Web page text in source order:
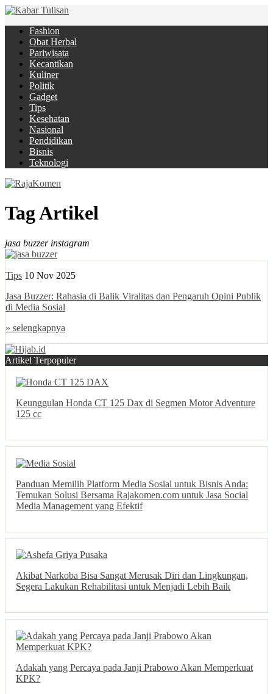
Fashion
Obat Herbal
Pariwisata
Kecantikan
Kuliner
Politik
Gadget
Tips
Kesehatan
Nasional
Pendidikan
Bisnis
Teknologi
Tag Artikel
jasa buzzer instagram
Tips 10 Nov 2025
Jasa Buzzer: Rahasia di Balik Viralitas dan Pengaruh Opini Publik
di Media Sosial
» selengkapnya
Artikel Terpopuler
Keunggulan Honda CT 125 Dax di Segmen Motor Adventure
125 cc
Panduan Memilih Platform Media Sosial untuk Bisnis Anda:
Temukan Solusi Bersama Rajakomen.com untuk Jasa Social
Media Management yang Efektif
Akibat Narkoba Bisa Sangat Merusak Diri dan Lingkungan,
Segera Lakukan Rehabilitasi untuk Menjadi Lebih Baik
Adakah yang Percaya pada Janji Prabowo Akan Memperkuat
KPK?